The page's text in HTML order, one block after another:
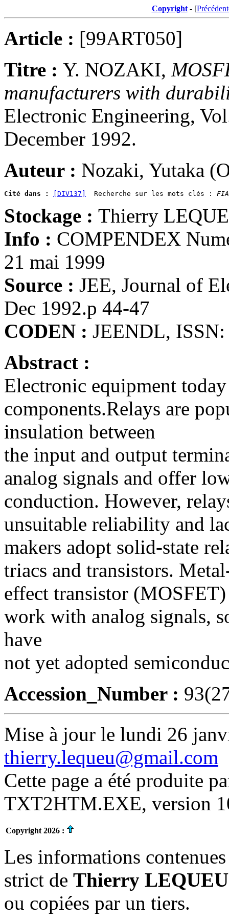
Copyright- [
Article : [99ART050]
Titre : Y. NOZAKI,
manufacturers with
Electronic Engineering,
December 1992.
Auteur : Nozaki, Yutaka
Cité dans : [DIV137]
  Recherche sur les mots clés :
Stockage : Thierry
Info : COMPENDEX
21 mai 1999
Source : JEE, Journal of
Dec 1992.p 44-47
CODEN : JEENDL,
Abstract :
Electronic equipment
components.Relays are
insulation between
the input and output
analog signals and offer
conduction. However,
unsuitable reliability and
makers adopt solid-state
triacs and transistors.
effect transistor
work with analog signals,
have
not yet adopted
Accession_Number :
Mise à jour le lundi 26
thierry.lequeu@gmail.com
Cette page a été produite
TXT2HTM.EXE, version
Copyright 2026 :
Les informations
strict de Thierry LEQUEU
ou copiées par un tiers.